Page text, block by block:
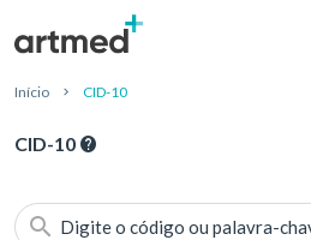
Início CID-10
CID-10
Digite o código ou palavra-